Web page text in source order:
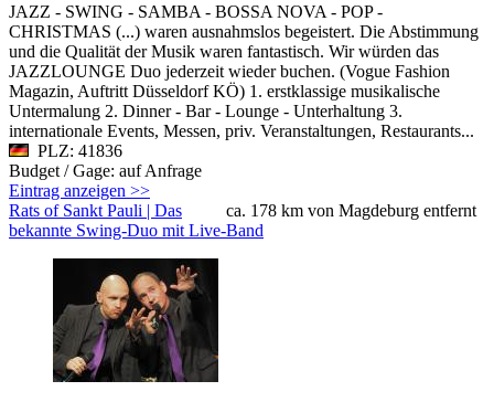
JAZZ - SWING - SAMBA - BOSSA NOVA - POP -
CHRISTMAS (...) waren ausnahmslos begeistert. Die Abstimmung
und die Qualität der Musik waren fantastisch. Wir würden das
JAZZLOUNGE Duo jederzeit wieder buchen. (Vogue Fashion
Magazin, Auftritt Düsseldorf KÖ) 1. erstklassige musikalische
Untermalung 2. Dinner - Bar - Lounge - Unterhaltung 3.
internationale Events, Messen, priv. Veranstaltungen, Restaurants...
PLZ: 41836
Budget / Gage: auf Anfrage
Eintrag anzeigen >>
ca. 178 km von Magdeburg entfernt
Rats of Sankt Pauli | Das
bekannte Swing-Duo mit Live-Band